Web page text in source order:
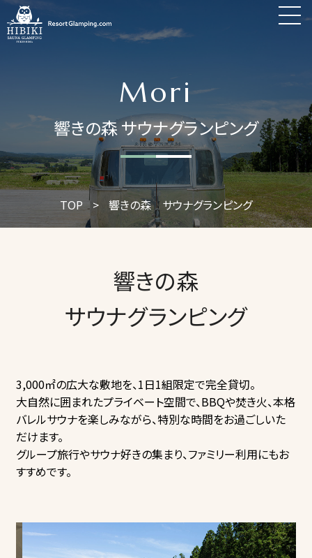
Mori
響きの森 サウナグランピング
TOP > 響きの森 サウナグランピング
響きの森
サウナグランピング
3,000㎡の広大な敷地を、1日1組限定で完全貸切。
大自然に囲まれたプライベート空間で、BBQや焚き火、本格
バレルサウナを楽しみながら、特別な時間をお過ごしいた
だけます。
グループ旅行やサウナ好きの集まり、ファミリー利用にもお
すすめです。